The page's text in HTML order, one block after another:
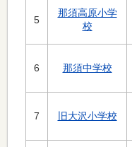
5
那須高原小学
校
6 那須中学校
7 旧大沢小学校